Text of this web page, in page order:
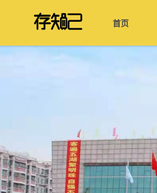
首页